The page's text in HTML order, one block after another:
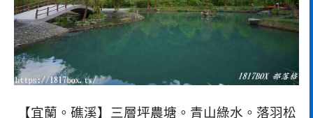
【宜蘭。礁溪】三層坪農塘。青山綠水。落羽松